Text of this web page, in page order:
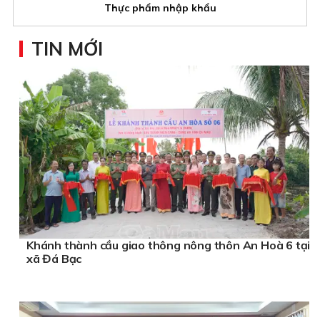
Thực phẩm nhập khẩu
TIN MỚI
Khánh thành cầu giao thông nông thôn An Hoà 6 tại
xã Đá Bạc